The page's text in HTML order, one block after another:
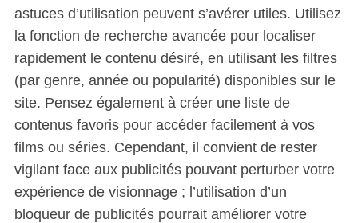
astuces d’utilisation peuvent s’avérer utiles. Utilisez
la fonction de recherche avancée pour localiser
rapidement le contenu désiré, en utilisant les filtres
(par genre, année ou popularité) disponibles sur le
site. Pensez également à créer une liste de
contenus favoris pour accéder facilement à vos
films ou séries. Cependant, il convient de rester
vigilant face aux publicités pouvant perturber votre
expérience de visionnage ; l’utilisation d’un
bloqueur de publicités pourrait améliorer votre